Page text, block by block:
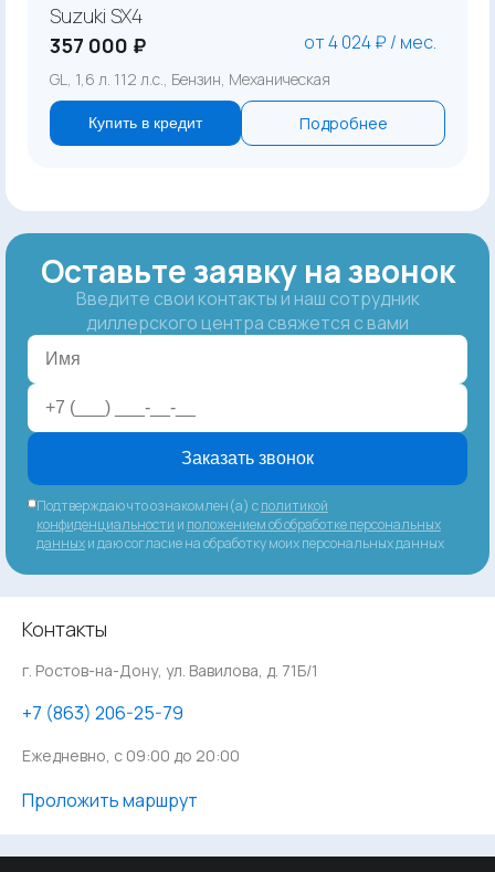
Suzuki SX4
357 000 ₽
от 4 024 ₽ / мес.
GL, 1,6 л. 112 л.с., Бензин, Механическая
Купить в кредит Подробнее
Оставьте заявку на звонок
Введите свои контакты и наш сотрудник
диллерского центра свяжется с вами
Заказать звонок
Подтверждаю что ознакомлен(а) сполитикой
конфиденциальности и положением об обработке персональных
данныхи даю согласие на обработку моих персональных данных
Контакты
г. Ростов-на-Дону, ул. Вавилова, д. 71Б/1
‪+7 (863) 206-25-79
Ежедневно, с 09:00 до 20:00
Проложить маршрут